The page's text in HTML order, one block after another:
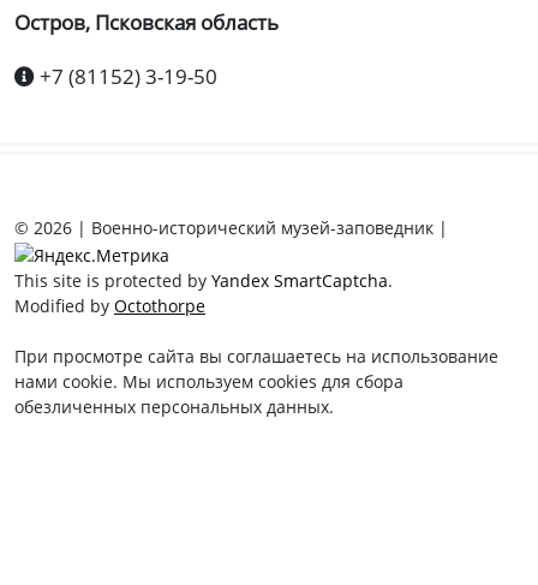
Остров, Псковская область
+7 (81152) 3-19-50
© 2026 | Военно-исторический музей-заповедник |
This site is protected by Yandex SmartCaptcha.
Modified by Octothorpe
При просмотре сайта вы соглашаетесь на использование
нами cookie. Мы используем cookies для сбора
обезличенных персональных данных.